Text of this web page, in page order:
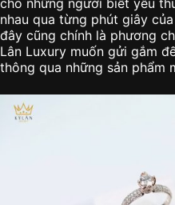
cho những người biết yêu
nhau qua từng phút giây
đây cũng chính là phương
Lân Luxury muốn gửi gắm
thông qua những sản phẩm